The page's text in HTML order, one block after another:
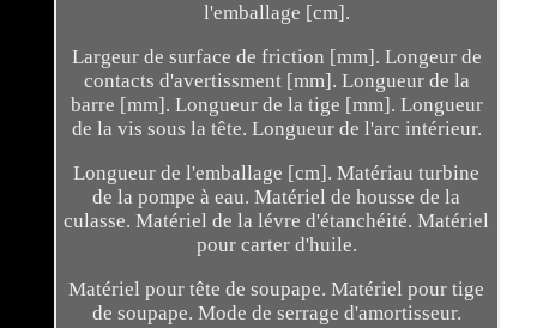
l'emballage [cm].
Largeur de surface de friction [mm]. Longeur de
contacts d'avertissment [mm]. Longueur de la
barre [mm]. Longueur de la tige [mm]. Longueur
de la vis sous la tête. Longueur de l'arc intérieur.
Longueur de l'emballage [cm]. Matériau turbine
de la pompe à eau. Matériel de housse de la
culasse. Matériel de la lévre d'étanchéité. Matériel
pour carter d'huile.
Matériel pour tête de soupape. Matériel pour tige
de soupape. Mode de serrage d'amortisseur.